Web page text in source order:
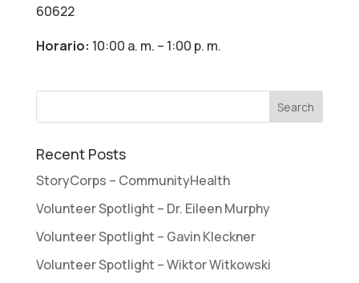
60622
Horario: 10:00 a. m. – 1:00 p. m.
Recent Posts
StoryCorps – CommunityHealth
Volunteer Spotlight – Dr. Eileen Murphy
Volunteer Spotlight – Gavin Kleckner
Volunteer Spotlight – Wiktor Witkowski